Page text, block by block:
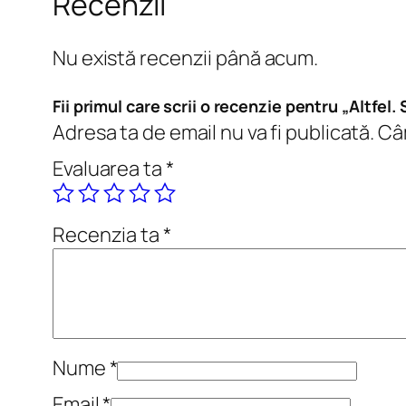
Nu există recenzii până acum.
Fii primul care scrii o recenzie pentru „Altfel.
Adresa ta de email nu va fi publicată.
Evaluarea ta*
Recenzia ta*
Nume*